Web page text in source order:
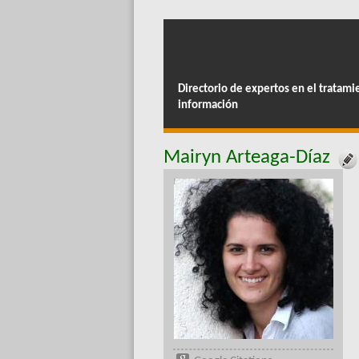
Directorio de expertos en el
información
Mairyn Arteaga-Díaz